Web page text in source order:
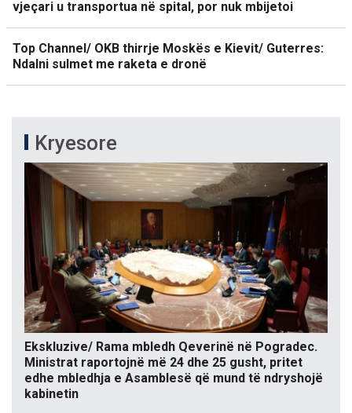
vjeçari u transportua në spital, por nuk mbijetoi
Top Channel/ OKB thirrje Moskës e Kievit/ Guterres:
Ndalni sulmet me raketa e dronë
Kryesore
Ekskluzive/ Rama mbledh Qeverinë në Pogradec.
Ministrat raportojnë më 24 dhe 25 gusht, pritet
edhe mbledhja e Asamblesë që mund të ndryshojë
kabinetin